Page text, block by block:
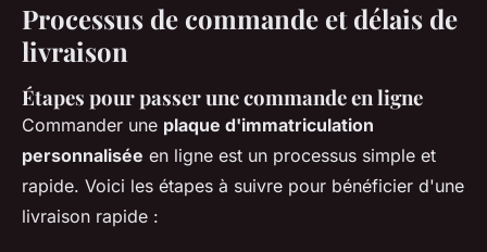
Processus de commande et délais de
livraison
Étapes pour passer une commande en ligne
Commander une plaque d'immatriculation
personnalisée en ligne est un processus simple et
rapide. Voici les étapes à suivre pour bénéficier d'une
livraison rapide :